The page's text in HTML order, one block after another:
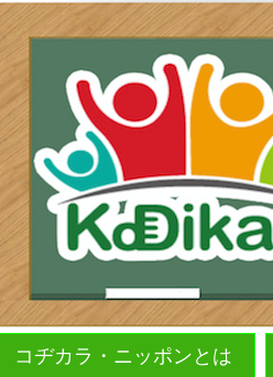
コヂカラ・ニッポンとは